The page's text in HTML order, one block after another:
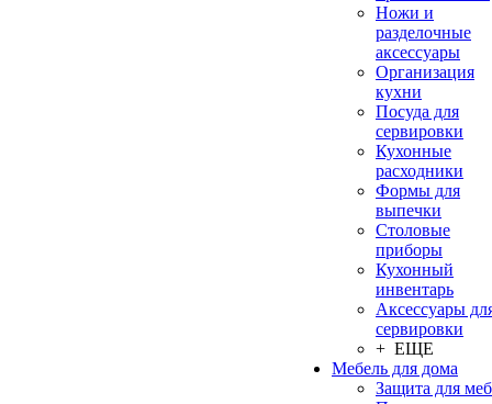
Ножи и
разделочные
аксессуары
Организация
кухни
Посуда для
сервировки
Кухонные
расходники
Формы для
выпечки
Столовые
приборы
Кухонный
инвентарь
Аксессуары
сервировки
+ ЕЩЕ
Мебель для дома
Защита для